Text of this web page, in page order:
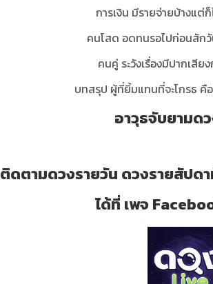
การเงิน มีรายจ่ายบ้างแต่
คนโสด อดทนรอไปก่อนสักวั
คนคู่ ระวังเรื่องมีปากเสีย
บทสรุป ผู้ที่ยิ้มแทนที่จะโกรธ คื
อาวุธจับยามด
ติดตามดวงรายวัน ดวงรายสัปด
ได้ที่ เพจ